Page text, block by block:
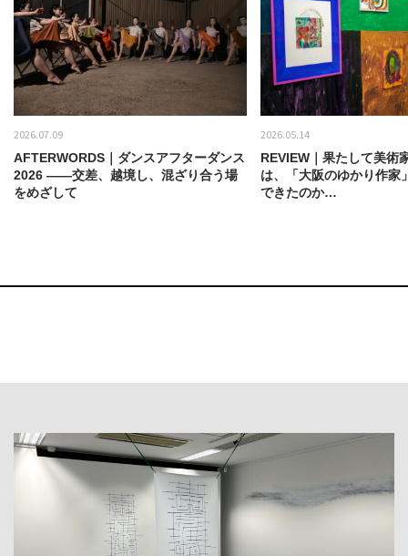
2026.07.09
AFTERWORDS｜ダンスアフターダンス
2026 ——交差、越境し、混ざり合う場
をめざして
2026.05.14
REVIEW｜果たして美術
は、「大阪のゆかり作家
できたのか…